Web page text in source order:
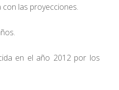
las proyecciones.
en el año 2012 por los